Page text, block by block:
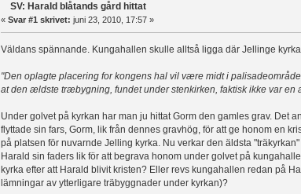
SV: Harald blåtands gård hittat
« Svar #1 skrivet: juni 23, 2010, 17:57 »
Väldans spännande. Kungahallen skulle alltså ligga där Jellinge kyrka
"Den oplagte placering for kongens hal vil være midt i
at den ældste træbygning, fundet under stenkirken, faktisk ikke var
Under golvet på kyrkan har man ju hittat Gorm den gamles grav. Det
flyttade sin fars, Gorm, lik från dennes gravhög, för att ge honom en
på platsen för nuvarnde Jelling kyrka. Nu verkar den äldsta
Harald sin faders lik för att begrava honom under golvet på
kyrka efter att Harald blivit kristen? Eller revs kungahallen redan på
lämningar av ytterligare träbyggnader under kyrkan)?